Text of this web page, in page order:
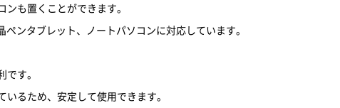
も置くことができます。
ンタブレット、ノートパソコンに対応しています。
す。
るため、安定して使用できます。